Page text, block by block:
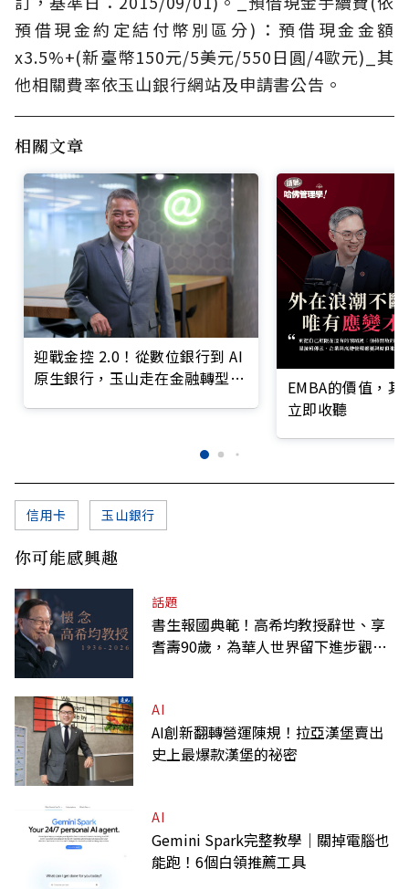
預借現金約定結付幣別區分)：預借現金金額
x3.5%+(新臺幣150元/5美元/550日圓/4歐元)_其
他相關費率依玉山銀行網站及申請書公告。
相關文章
迎戰金控 2.0！從數位銀行到 AI
原生銀行，玉山走在金融轉型最
EMBA的價值，
立即收聽
信用卡 玉山銀行
你可能感興趣
話題
書生報國典範！高希均教授辭世、享
耆壽90歲，為華人世界留下進步觀念
AI
AI創新翻轉營運陳規！拉亞漢堡賣出
史上最爆款漢堡的祕密
AI
Gemini Spark完整教學｜關掉電腦也
能跑！6個白領推薦工具